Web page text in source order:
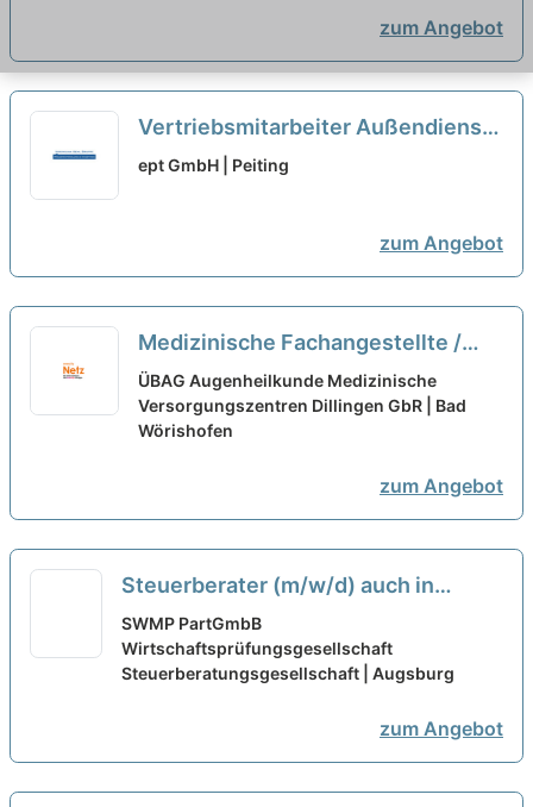
zum Angebot
Vertriebsmitarbeiter Außendienst /
Sales Manager Automotive
ept GmbH | Peiting
zum Angebot
Medizinische Fachangestellte /
OP-Mitarbeiter (m/w/d) Vollzeit /
Teilzeit neu
ÜBAG Augenheilkunde Medizinische
Versorgungszentren Dillingen GbR | Bad
Wörishofen
zum Angebot
Steuerberater (m/w/d) auch in
Teilzeit neu
SWMP PartGmbB
Wirtschaftsprüfungsgesellschaft
Steuerberatungsgesellschaft | Augsburg
zum Angebot